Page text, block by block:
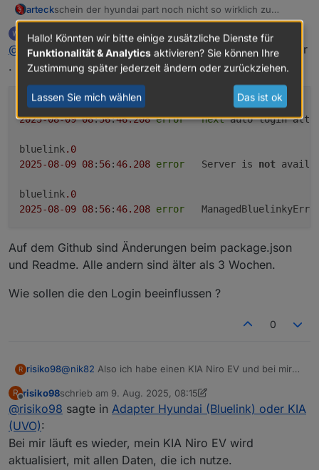
arteckschein der hyundai part noch nicht so wirklich zu
funktionieren
Offline
Garganoschrieb am 9. Aug. 2025, 07:04
zuletzt editiert von
@ arteckBei mir geht noch nichts , selbiger Login Fehler
. Adapter Version 3.1.19 KIA PHEV
bluelink .0
2025-08-09 08:56:46.208 error next auto login
bluelink.0
2025-08-09 08: 56:46.208 error
	Server is
not
bluelink.0
2025-08-09 08: 56:46.208 error
Auf dem Github sind Änderungen beim package.json
und Readme. Alle andern sind älter als 3 Wochen.
Wie sollen die den Login beeinflussen ?
0
R risiko98@nik82 Also ich habe einen KIA Niro EV und bei mir
habe ich auch schon länger, daran wird es nicht
liegen, denke ich. Unter der Software von EVCC
das haben auch schon mehrere berichtet.
Die Fehlermeldung lautet wie folgt:
ManagedBluelinkyError: @EuropeController.login:
R
Offline
risiko98schrieb am 9. Aug. 2025, 08:15
zuletzt editiert von risiko988. Sept. 2025, 10:17
@risiko98 sagte in Adapter Hyundai (Bluelink) oder KIA
(UVO):
Bei mir läuft es wieder, mein KIA Niro EV wird
aktualisiert, mit allen Daten, die ich nutze.
Hallo! Könnten wir bitte einige zusätzliche Dienste für
Funktionalität & Analytics aktivieren? Sie können Ihre
Zustimmung später jederzeit ändern oder zurückziehen.
Lassen Sie mich wählen Das ist ok